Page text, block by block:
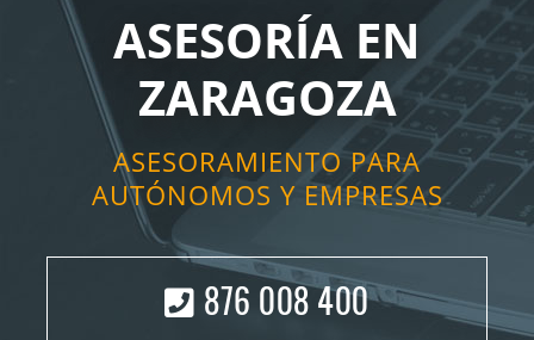
ASESORÍA EN
ZARAGOZA
ASESORAMIENTO PARA
AUTÓNOMOS Y EMPRESAS
876 008 400